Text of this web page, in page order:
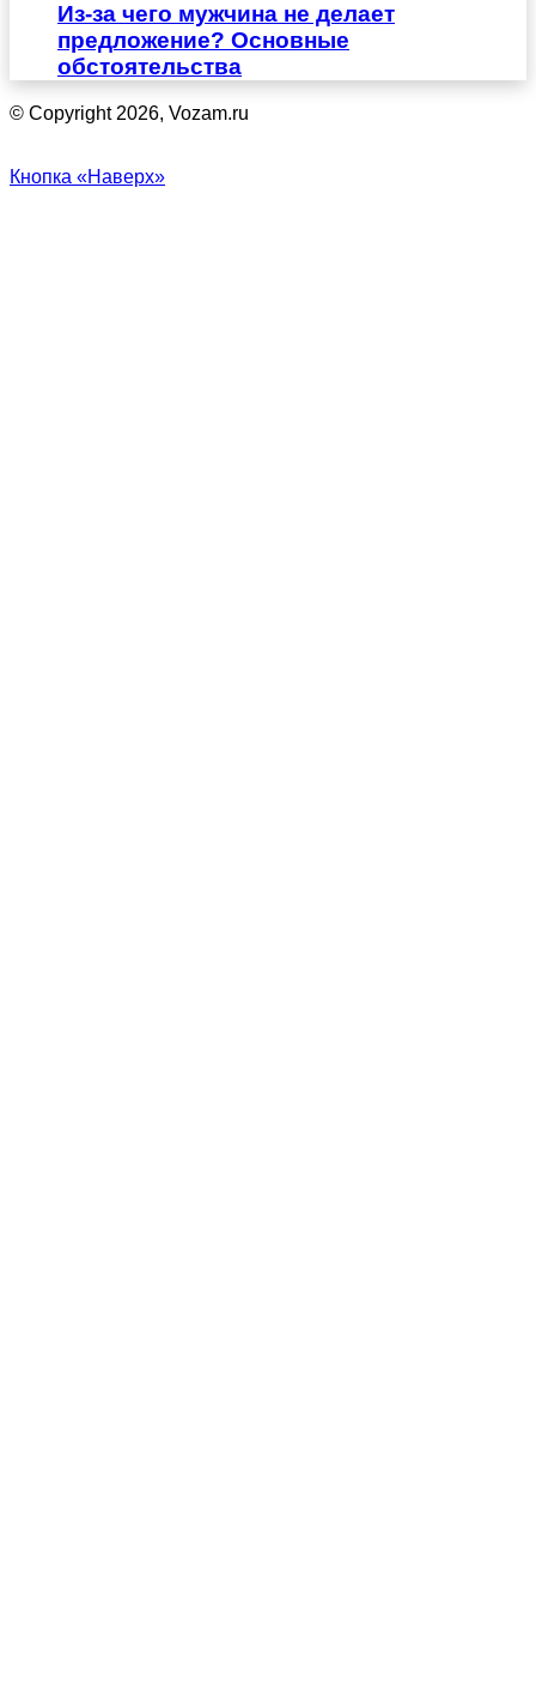
Из-за чего мужчина не делает
предложение? Основные
обстоятельства
© Copyright 2026, Vozam.ru
Кнопка «Наверх»